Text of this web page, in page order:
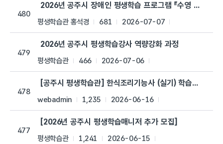
480
2026년 공주시 장애인 평생학습 프로그램 『수영 B반』추
평생학습관 홍석경 681 2026-07-07
479
2026년 공주시 평생학습강사 역량강화 과정
평생학습관 466 2026-07-06
478
[공주시 평생학습관] 한식조리기능사 (실기) 학습자 추가
webadmin 1,235 2026-06-16
477
[2026년 공주시 평생학습매니저 추가 모집]
평생학습관 1,241 2026-06-15